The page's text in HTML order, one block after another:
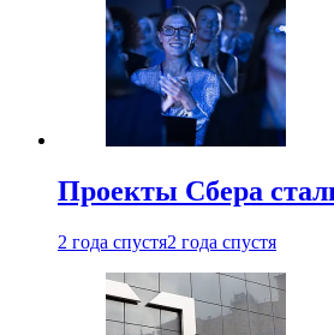
Проекты Сбера
2 года спустя2 года спустя